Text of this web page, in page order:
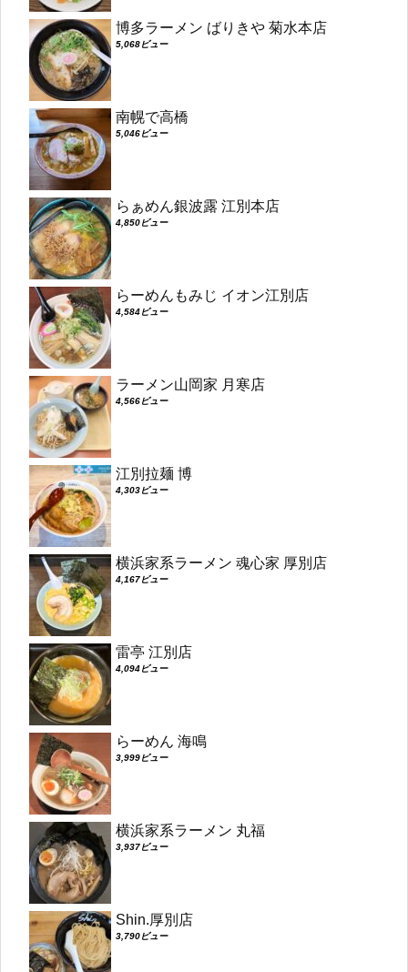
博多ラーメン ばりきや 菊水本店
5,068ビュー
南幌で高橋
5,046ビュー
らぁめん銀波露 江別本店
4,850ビュー
らーめんもみじ イオン江別店
4,584ビュー
ラーメン山岡家 月寒店
4,566ビュー
江別拉麺 博
4,303ビュー
横浜家系ラーメン 魂心家 厚別店
4,167ビュー
雷亭 江別店
4,094ビュー
らーめん 海鳴
3,999ビュー
横浜家系ラーメン 丸福
3,937ビュー
Shin.厚別店
3,790ビュー